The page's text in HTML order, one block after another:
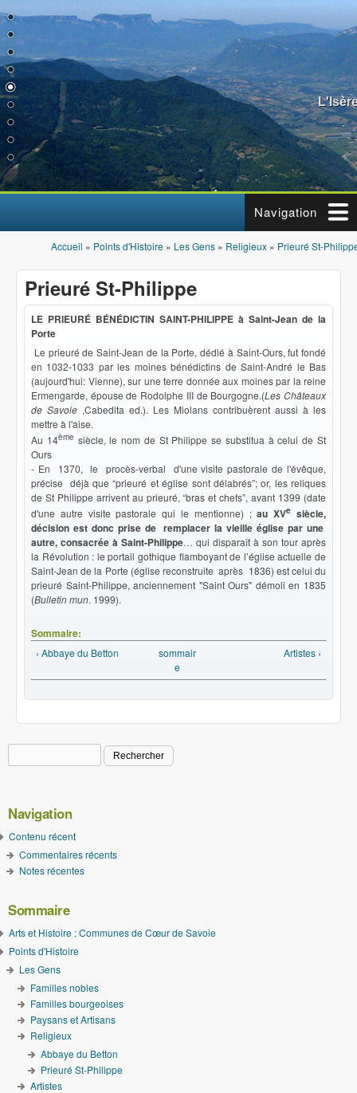
Aller au contenu principal
Navigation
Vous êtes ici
Accueil » Points d'Histoire » Les Gens » Religieux » Prieuré St-
Prieuré St-Philippe
LE PRIEURÉ BÉNÉDICTIN SAINT-PHILIPPE à Saint-Jean de la
Porte
Le prieuré de Saint-Jean de la Porte, dédié à Saint-Ours, fut fondé
en 1032-1033 par les moines bénédictins de Saint-André le Bas
(aujourd'hui: Vienne), sur une terre donnée aux moines par la reine
Ermengarde, épouse de Rodolphe III de Bourgogne.(Les Châteaux
de Savoie ,Cabedita ed.). Les Miolans contribuèrent aussi à les
mettre à l'aise.
Au 14ème siècle, le nom de St Philippe se substitua à celui de St
Ours
- En 1370, le procès-verbal d'une visite pastorale de l'évêque,
précise déjà que “prieuré et église sont délabrés”; or, les reliques
de St Philippe arrivent au prieuré, “bras et chefs”, avant 1399 (date
d'une autre visite pastorale qui le mentionne) ;au XVe siècle,
décision est donc prise de remplacer la vieille église par une
autre, consacrée à Saint-Philippe… qui disparaît à son tour après
la Révolution : le portail gothique flamboyant de l’église actuelle de
Saint-Jean de la Porte (église reconstruite après 1836) est celui du
prieuré Saint-Philippe, anciennement "Saint Ours" démoli en 1835
(Bulletin mun. 1999).
Sommaire:
‹ Abbaye du Betton
sommair
e
Artistes ›
Formulaire de recherche
Navigation
Contenu récent
Commentaires récents
Notes récentes
Sommaire
Arts et Histoire : Communes de Cœur de Savoie
Points d'Histoire
Les Gens
Familles nobles
Familles bourgeoises
Paysans et Artisans
Religieux
Abbaye du Betton
Prieuré St-Philippe
Artistes